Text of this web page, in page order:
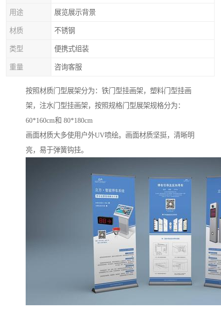
用途 展览展示背景
材质 不锈钢
类型 便携式组装
重量 咨询客服
按照材质门型展架分为：铁门型挂画架，塑料门型挂画
架，注水门型挂画架，按照规格门型展架规格分为：
60*160cm和 80*180cm
画面材质大多使用户外UV喷绘。画面材质坚挺，清晰明
亮，易于弹簧钩挂。